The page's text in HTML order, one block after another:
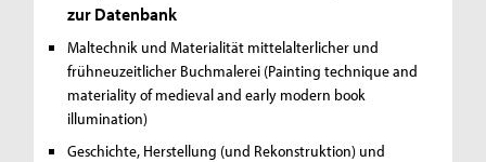
zur Datenbank
Maltechnik und Materialität mittelalterlicher und
frühneuzeitlicher Buchmalerei (Painting technique and
materiality of medieval and early modern book
illumination)
Geschichte, Herstellung (und Rekonstruktion) und